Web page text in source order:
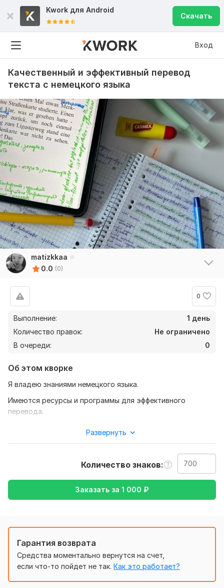
Kwork для Android
Скачать
Вход
Качественный и эффективный перевод
текста с немецкого языка
matizkkaa
0.0 (0)
0
Выполнение:
1 день
Количество правок:
Не ограничено
В очереди:
0
Об этом кворке
Я владею знаниями немецкого языка.
Имеются ресурсы и программы для эффективного
перевода.
От вас требуется уточнение в моей работе с какого на
какой язык перевести, и текст в формате документа
желательно.
Авто и мото,Интернет и технологии,
с Русского на Немецкий
Объем услуги в кворке: 700 знаков
Развернуть
Количество знаков
Заказать за 1 000 ₽
Гарантия возврата
Средства моментально вернутся на счет,
если что-то пойдет не так. Как это работает?